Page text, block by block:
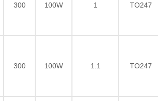
300 100W 1 TO247
300 100W 1.1 TO247